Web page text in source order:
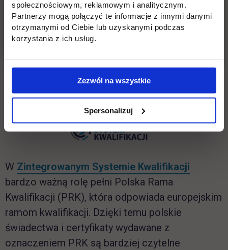
społecznościowym, reklamowym i analitycznym.
Partnerzy mogą połączyć te informacje z innymi danymi
otrzymanymi od Ciebie lub uzyskanymi podczas
korzystania z ich usług.
Zezwól na wszystkie
Spersonalizuj
Obsługa procesów księgowych – PRK 4
Zarządzanie procesami księgowymi – PRK 6
link otwiera się w nowej karcie
link otwiera się w nowej karcie
W Zintegrowanym Systemie Kwalifikacji
bardzo ważną rolę pełni Polska Rama
Kwalifikacji (PRK), która odpowiada europejskim
ramom kwalifikacji. Dzięki temu polskie
świadectwa i certyfikaty wydawane z
oznaczeniem PRK są bardziej czytelne